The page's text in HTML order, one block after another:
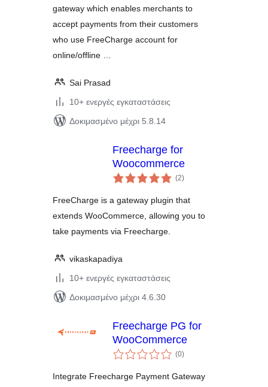
gateway which enables merchants to
accept payments from their customers
who use FreeCharge account for
online/offline …
Sai Prasad
10+ ενεργές εγκαταστάσεις
Δοκιμασμένο μέχρι 5.8.14
Freecharge for
Woocommerce
(2αξιολογήσεις
σύνολο
)
FreeCharge is a gateway plugin that
extends WooCommerce, allowing you to
take payments via Freecharge.
vikaskapadiya
10+ ενεργές εγκαταστάσεις
Δοκιμασμένο μέχρι 4.6.30
Freecharge PG for
WooCommerce
(0αξιολογήσεις
σύνολο
)
Integrate Freecharge Payment Gateway